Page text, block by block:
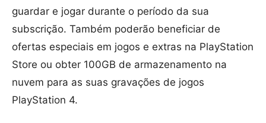
guardar e jogar durante o período da sua
subscrição. Também poderão beneficiar de
ofertas especiais em jogos e extras na PlayStation
Store ou obter 100GB de armazenamento na
nuvem para as suas gravações de jogos
PlayStation 4.